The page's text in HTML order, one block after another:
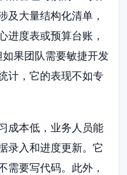
及大量结构化清单，
进度表或预算台账，
果团队需要敏捷开发
计，它的表现不如专
成本低，业务人员能
录入和进度更新。它
需要写代码。此外，